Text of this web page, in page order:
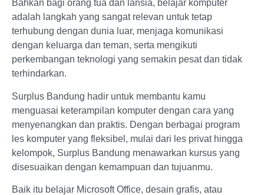
Bahkan bagi orang tua dan lansia, belajar komputer
adalah langkah yang sangat relevan untuk tetap
terhubung dengan dunia luar, menjaga komunikasi
dengan keluarga dan teman, serta mengikuti
perkembangan teknologi yang semakin pesat dan tidak
terhindarkan.
Surplus Bandung hadir untuk membantu kamu
menguasai keterampilan komputer dengan cara yang
menyenangkan dan praktis. Dengan berbagai program
les komputer yang fleksibel, mulai dari les privat hingga
kelompok, Surplus Bandung menawarkan kursus yang
disesuaikan dengan kemampuan dan tujuanmu.
Baik itu belajar Microsoft Office, desain grafis, atau